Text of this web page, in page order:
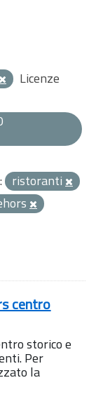
Licenze
ristoranti
centro
storico e
Per
la